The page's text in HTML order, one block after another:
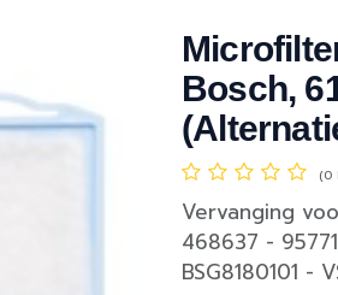
Bosch,
(0
Vervanging
468637 -
BSG8180101 -